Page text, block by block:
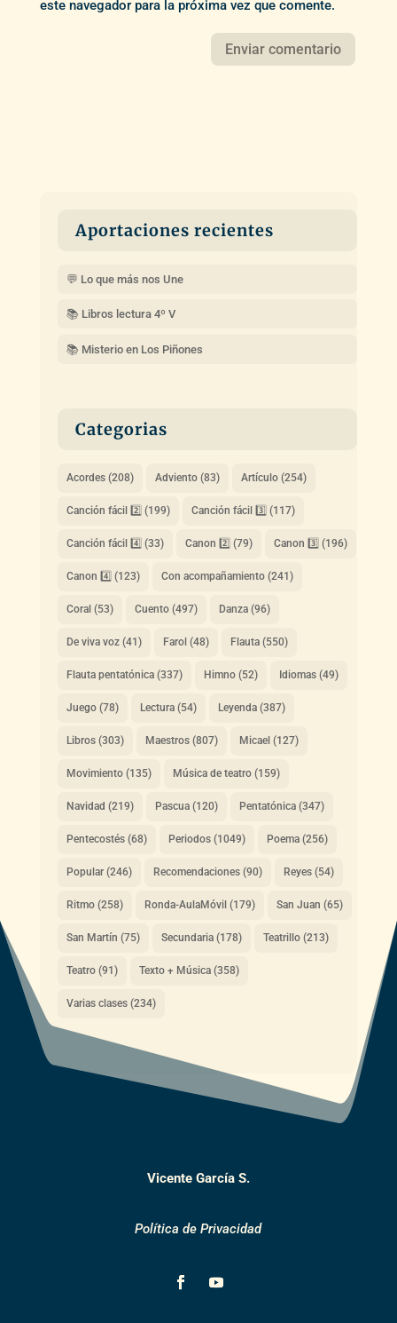
este navegador para la próxima vez que comente.
Aportaciones recientes
💬 Lo que más nos Une
📚 Libros lectura 4º V
📚 Misterio en Los Piñones
Categorias
Acordes(208) Adviento(83) Artículo(254)
Canción fácil 2️⃣ (199) Canción fácil 3️⃣ (117)
Canción fácil 4️⃣ (33) Canon 2️⃣ (79) Canon 3️⃣ (196)
Canon 4️⃣ (123) Con acompañamiento(241)
Coral(53) Cuento(497) Danza(96)
De viva voz(41) Farol(48) Flauta(550)
Flauta pentatónica(337) Himno(52) Idiomas(49)
Juego(78) Lectura(54) Leyenda(387)
Libros(303) Maestros(807) Micael(127)
Movimiento(135) Música de teatro(159)
Navidad (219) Pascua(120) Pentatónica(347)
Pentecostés(68) Periodos(1049) Poema(256)
Popular(246) Recomendaciones(90) Reyes(54)
Ritmo(258) Ronda-AulaMóvil(179) San Juan (65)
San Martín (75) Secundaria(178) Teatrillo(213)
Teatro(91) Texto + Música(358)
Varias clases(234)
Vicente García S.
Política de Privacidad